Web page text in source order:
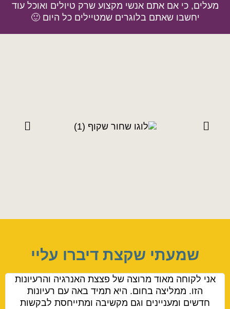
מעלים, כי אם אתם אנשי מקצוע שרק טיולים ואוכל עוד
יחשבו שאתם בלוגרים שמטיילים כל היום 🙂
שמעתי שקצת דיברו עליי
אני לקוחה מאוד מרוצה של פצצת האנרגיה והרעיונות
הזו. ממליצה בחום. היא תמיד באה עם רעיונות
חדשים ומעניינים וגם מקשיבה ומתייחסת לבקשות